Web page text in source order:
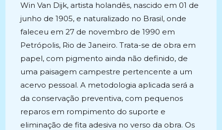
Win Van Dijk, artista holandês, nascido em 01 de
junho de 1905, e naturalizado no Brasil, onde
faleceu em 27 de novembro de 1990 em
Petrópolis, Rio de Janeiro. Trata-se de obra em
papel, com pigmento ainda não definido, de
uma paisagem campestre pertencente a um
acervo pessoal. A metodologia aplicada será a
da conservação preventiva, com pequenos
reparos em rompimento do suporte e
eliminação de fita adesiva no verso da obra. Os